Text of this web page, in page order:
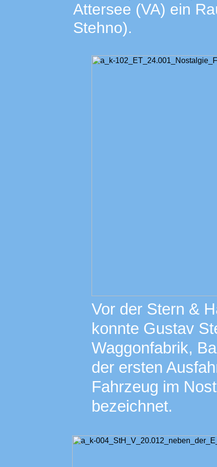
Attersee (VA) ein
Stehno).
Vor der Stern &
konnte Gustav
Waggonfabrik,
der ersten
Fahrzeug im
bezeichnet.